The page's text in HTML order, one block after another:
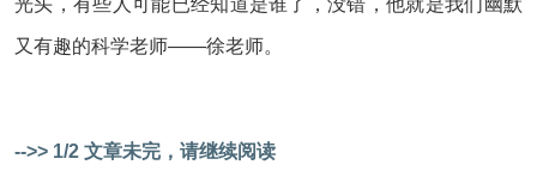
光头，有些人可能已经知道是谁了，没错，他就是我们幽默
又有趣的科学老师——徐老师。
-->> 1/2 文章未完，请继续阅读